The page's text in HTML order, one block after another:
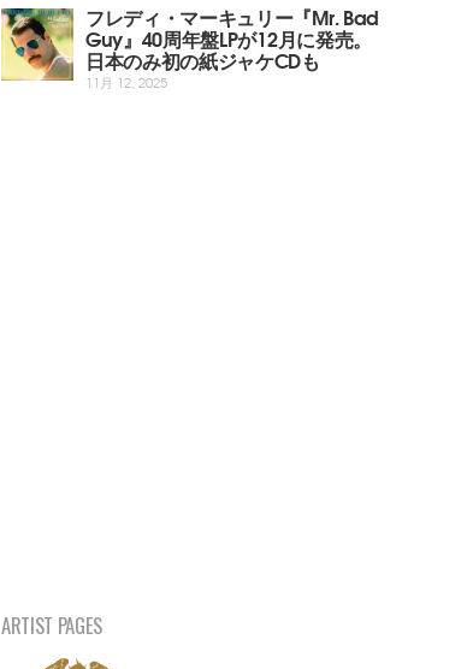
フレディ・マーキュリー『Mr. Bad
Guy』40周年盤LPが12月に発売。
日本のみ初の紙ジャケCDも
11月 12, 2025
ARTIST PAGES